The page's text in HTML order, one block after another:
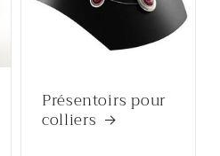
Présentoirs pour
colliers